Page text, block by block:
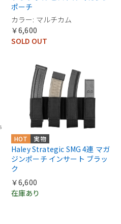
ポーチ
カラー: マルチカム
￥6,600
SOLD OUT
実物
HOT
Haley Strategic SMG 4連 マガ
ジンポーチ インサート ブラッ
ク
￥6,600
在庫あり